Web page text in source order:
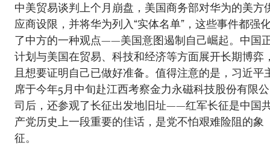
中美贸易谈判上个月崩盘，美国商务部对华为的美方
应商设限，并将华为列入“实体名单”，这些事件都强
了中方的一种观点——美国意图遏制自己崛起。中国
计划与美国在贸易、科技和经济等方面展开长期博弈
且想要证明自己已做好准备。值得注意的是，习近平
席于今年5月中旬赴江西考察金力永磁科技股份有限公
司后，还参观了长征出发地旧址——红军长征是中国
产党历史上一段重要的佳话，是党不怕艰难险阻的象
征。